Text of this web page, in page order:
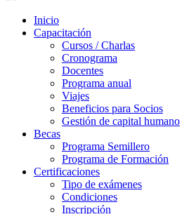
Inicio
Capacitación
Cursos / Charlas
Cronograma
Docentes
Programa anual
Viajes
Beneficios para Socios
Gestión de capital humano
Becas
Programa Semillero
Programa de Formación
Certificaciones
Tipo de exámenes
Condiciones
Inscripción